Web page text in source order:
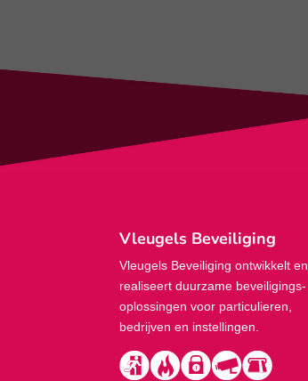
Vleugels Beveiliging
Vleugels Beveiliging ontwikkelt en
realiseert duurzame beveiligings­
oplossingen voor particulieren,
bedrijven en instellingen.